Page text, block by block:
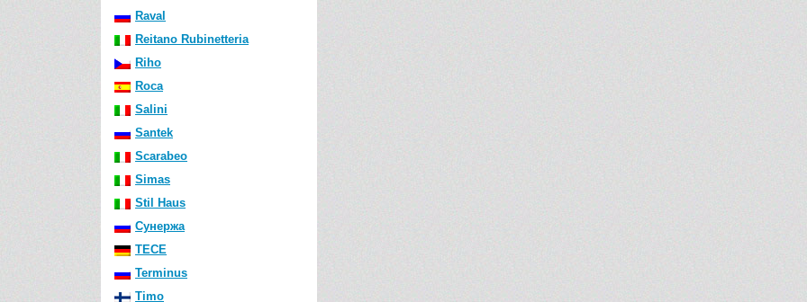
Raval
Reitano Rubinetteria
Riho
Roca
Salini
Santek
Scarabeo
Simas
Stil Haus
Сунержа
TECE
Terminus
Timo